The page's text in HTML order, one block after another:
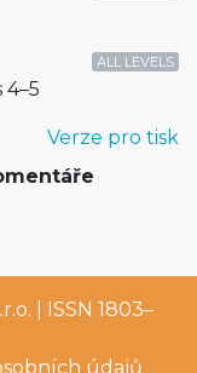
ALL LEVELS
Verze pro tisk
| ISSN 1803–
údajů